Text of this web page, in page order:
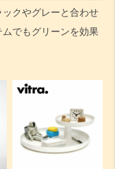
クやグレーと合わせ
でもグリーンを効果